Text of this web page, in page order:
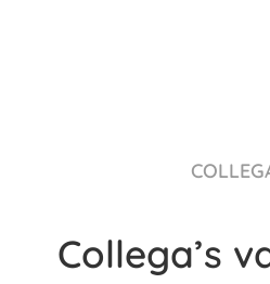
Collega’s